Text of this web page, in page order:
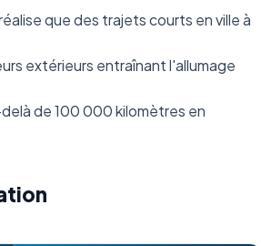
que des trajets courts en ville à
extérieurs entraînant l'allumage
de 100 000 kilomètres en